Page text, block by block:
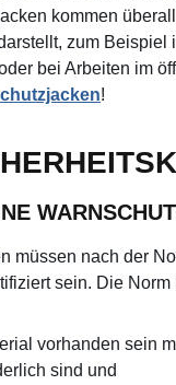
kommen
zum Beispiel
bei Arbeiten im
!
müssen nach der
sein. Die Norm
vorhanden sein
sind und